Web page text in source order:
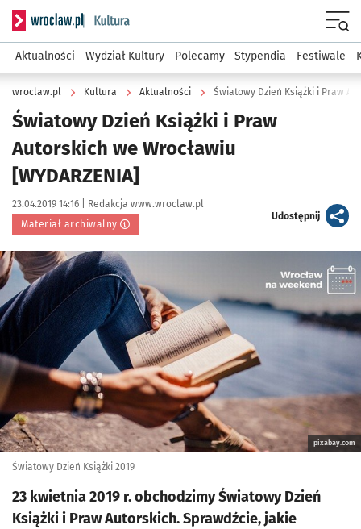
Serwis informacyjny wroclaw.pl podserwis: Kultura
Aktualności Wydział Kultury Polecamy Stypendia Festiwale
wroclaw.pl Kultura Aktualności Światowy Dzień Książki i Praw
Światowy Dzień Książki i Praw
Autorskich we Wrocławiu
[WYDARZENIA]
Data publikacji:
23.04.2019 14:16 | Autor:
Redakcja www.wroclaw.pl
Materiał archiwalny
Udostępnijartykuł
Kliknij, aby powiększyć
pixabay.com
Światowy Dzień Książki 2019
23 kwietnia 2019 r. obchodzimy Światowy Dzień
Książki i Praw Autorskich. Sprawdźcie, jakie